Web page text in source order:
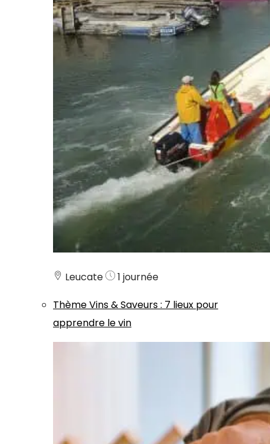
Leucate
1 journée
ThèmeVins & Saveurs: 7 lieux pour
apprendre le vin